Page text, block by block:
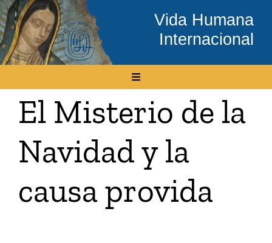
Skip
to
content
Vida Humana
Internacional
Toggle
Inicio
Conócenos
Temas
El Misterio de la
Navidad y la
causa provida